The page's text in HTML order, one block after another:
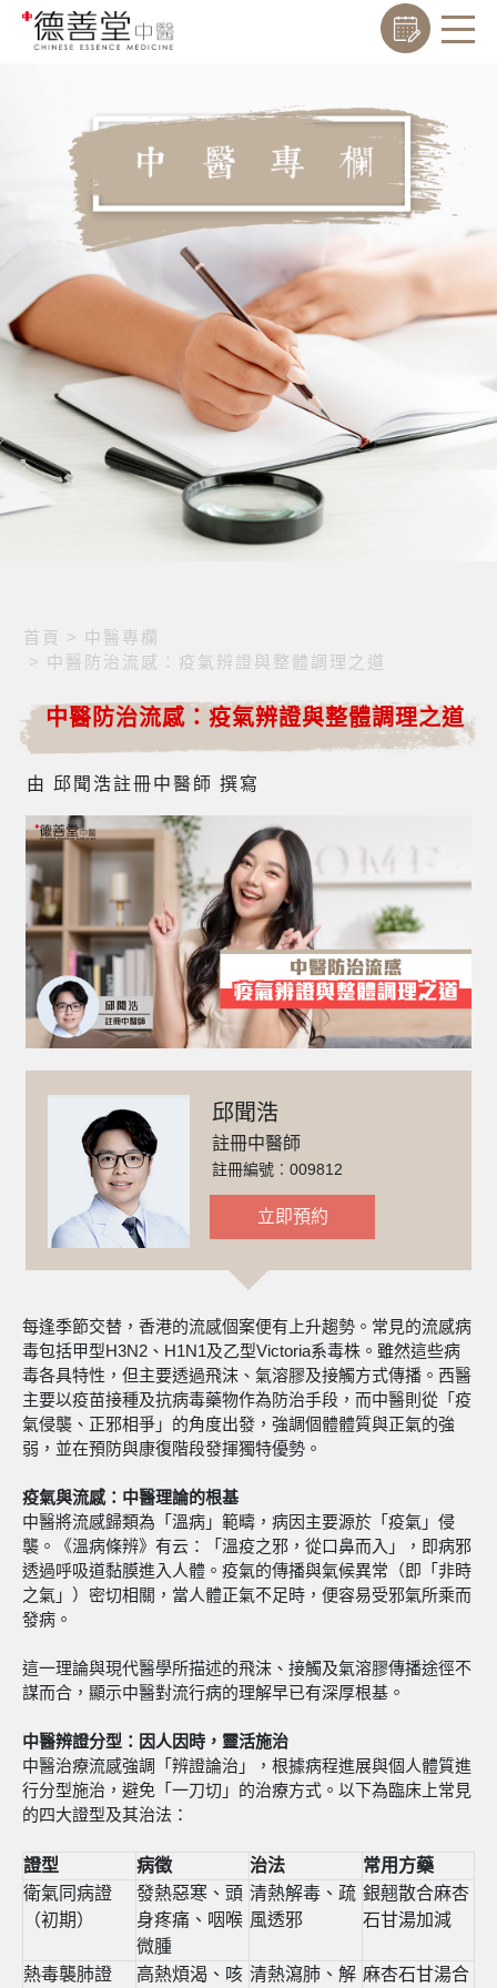
首頁 > 中醫專欄
> 中醫防治流感：疫氣辨證與整體調理之道
中醫防治流感：疫氣辨證與整體調理之道
由 邱聞浩註冊中醫師 撰寫
邱聞浩
註冊中醫師
註冊編號︰009812
立即預約
每逢季節交替，香港的流感個案便有上升趨勢。常見的流感病
毒包括甲型H3N2、H1N1及乙型Victoria系毒株。雖然這些病
毒各具特性，但主要透過飛沫、氣溶膠及接觸方式傳播。西醫
主要以疫苗接種及抗病毒藥物作為防治手段，而中醫則從「疫
氣侵襲、正邪相爭」的角度出發，強調個體體質與正氣的強
弱，並在預防與康復階段發揮獨特優勢。
疫氣與流感：中醫理論的根基
中醫將流感歸類為「溫病」範疇，病因主要源於「疫氣」侵
襲。《溫病條辨》有云：「溫疫之邪，從口鼻而入」，即病邪
透過呼吸道黏膜進入人體。疫氣的傳播與氣候異常（即「非時
之氣」）密切相關，當人體正氣不足時，便容易受邪氣所乘而
發病。
這一理論與現代醫學所描述的飛沫、接觸及氣溶膠傳播途徑不
謀而合，顯示中醫對流行病的理解早已有深厚根基。
中醫辨證分型：因人因時，靈活施治
中醫治療流感強調「辨證論治」，根據病程進展與個人體質進
行分型施治，避免「一刀切」的治療方式。以下為臨床上常見
的四大證型及其治法：
證型 病徵 治法
常用方藥
衛氣同病證
（初期）
發熱惡寒、頭
身疼痛、咽喉
微腫
清熱解毒、疏
風透邪
銀翹散合麻杏
石甘湯加減
熱毒襲肺證 高熱煩渴、咳 清熱瀉肺、解 麻杏石甘湯合